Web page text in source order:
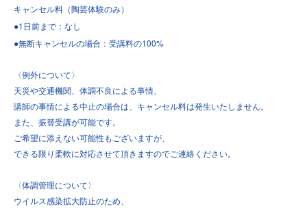
キャンセル料（陶芸体験のみ）
●1 日前まで：なし
●無断キャンセルの場合：受講料の100%
〈例外について〉
天災や交通機関、体調不良による事情、
講師の事情による中止の場合は、キャンセル料は発生いたしません。
また、振替受講が可能です。
ご希望に添えない可能性もございますが、
できる限り柔軟に対応させて頂きますのでご連絡ください。
〈体調管理について〉
ウイルス感染拡大防止のため、